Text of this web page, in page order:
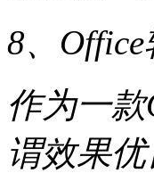
8、
作为一
谓效果